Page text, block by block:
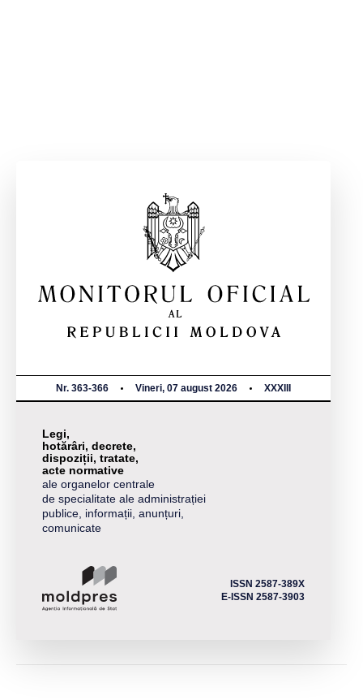
Nr. 363-366 Vineri, 07 august 2026 XXXIII
Legi,
hotărâri, decrete,
dispoziții, tratate,
acte normative
ale organelor centrale
de specialitate ale administrației
publice, informații, anunțuri,
comunicate
ISSN 2587-389X
E-ISSN 2587-3903